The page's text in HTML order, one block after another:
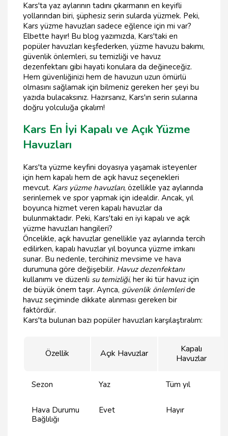
Kars'ta yaz aylarının tadını çıkarmanın en keyifli
yollarından biri, şüphesiz serin sularda yüzmek. Peki,
Kars yüzme havuzları sadece eğlence için mi var?
Elbette hayır! Bu blog yazımızda, Kars'taki en
popüler havuzları keşfederken, yüzme havuzu bakımı,
güvenlik önlemleri, su temizliği ve havuz
dezenfektanı gibi hayati konulara da değineceğiz.
Hem güvenliğinizi hem de havuzun uzun ömürlü
olmasını sağlamak için bilmeniz gereken her şeyi bu
yazıda bulacaksınız. Hazırsanız, Kars'ın serin sularına
doğru yolculuğa çıkalım!
Kars En İyi Kapalı ve Açık Yüzme
Havuzları
Kars'ta yüzme keyfini doyasıya yaşamak isteyenler
için hem kapalı hem de açık havuz seçenekleri
mevcut. Kars yüzme havuzları, özellikle yaz aylarında
serinlemek ve spor yapmak için idealdir. Ancak, yıl
boyunca hizmet veren kapalı havuzlar da
bulunmaktadır. Peki, Kars'taki en iyi kapalı ve açık
yüzme havuzları hangileri?
Öncelikle, açık havuzlar genellikle yaz aylarında tercih
edilirken, kapalı havuzlar yıl boyunca yüzme imkanı
sunar. Bu nedenle, tercihiniz mevsime ve hava
durumuna göre değişebilir. Havuz dezenfektanı
kullanımı ve düzenli su temizliği, her iki tür havuz için
de büyük önem taşır. Ayrıca, güvenlik önlemleride
havuz seçiminde dikkate alınması gereken bir
faktördür.
Kars'ta bulunan bazı popüler havuzları karşılaştıralım:
Özellik Açık Havuzlar
Kapalı
Havuzlar
Sezon Yaz Tüm yıl
Hava Durumu
Bağlılığı
Evet Hayır